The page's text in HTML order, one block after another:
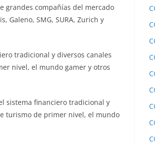
grandes compañías del mercado
Galeno, SMG, SURA, Zurich y
tradicional y diversos canales
nivel, el mundo gamer y otros
sistema financiero tradicional y
turismo de primer nivel, el mundo